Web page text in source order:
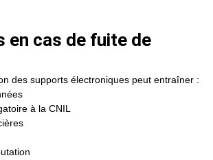
en cas de fuite de
des supports électroniques peut entraîner :
à la CNIL